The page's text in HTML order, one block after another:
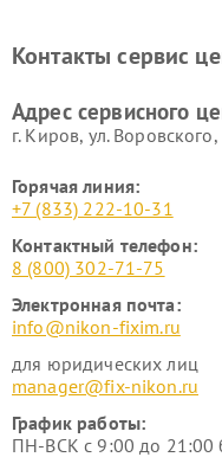
Контакты сервис
Адрес сервисного
г. Киров, ул.
Горячая линия:
+7 (833) 222-10-31
Контактный телефон:
8 (800) 302-71-75
Электронная почта:
info@nikon-fixim.ru
для юридических лиц
manager@fix-nikon.ru
График работы:
ПН-ВСК с 9:00 до 21:00